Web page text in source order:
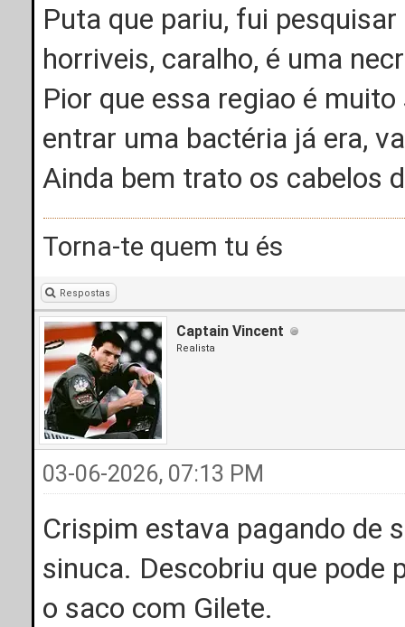
Puta que pariu, fui
horriveis, caralho, é uma
Pior que essa regiao é
entrar uma bactéria já era,
Ainda bem trato os cabelos
Torna-te quem tu és
Respostas
Captain Vincent
Realista
03-06-2026, 07:13 PM
Crispim estava pagando de
sinuca. Descobriu que pode
o saco com Gilete.